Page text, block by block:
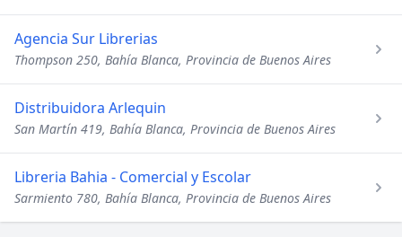
Agencia Sur Librerias
Thompson 250, Bahía Blanca, Provincia de Buenos Aires
Distribuidora Arlequin
San Martín 419, Bahía Blanca, Provincia de Buenos Aires
Libreria Bahia - Comercial y Escolar
Sarmiento 780, Bahía Blanca, Provincia de Buenos Aires